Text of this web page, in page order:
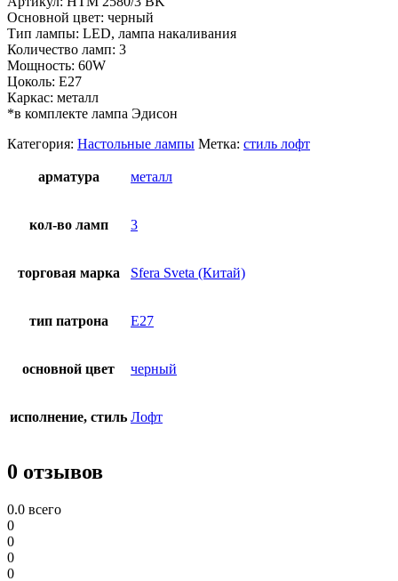
Основной цвет: черный
Тип лампы: LED, лампа накаливания
Количество ламп: 3
Мощность: 60W
Цоколь: E27
Каркас: металл
*в комплекте лампа Эдисон
Категория: Настольные лампы Метка: стиль лофт
арматура металл
кол-во ламп 3
торговая марка Sfera Sveta (Китай)
тип патрона E27
основной цвет черный
исполнение, стиль Лофт
0 отзывов
0.0 всего
0
0
0
0